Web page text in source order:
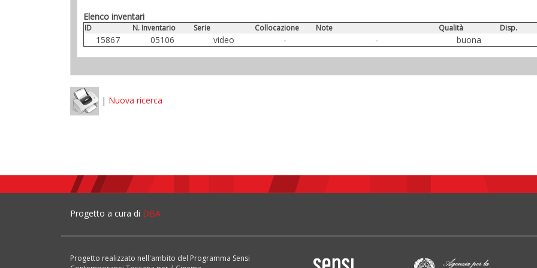
Elenco inventari
ID N. Inventario Serie Collocazione Note Qualità Disp.
15867 05106 video - - buona
| Nuova ricerca
Progetto a cura di DBA
Progetto realizzato nell'ambito del Programma Sensi